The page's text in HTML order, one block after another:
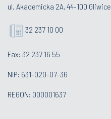
ul. Akademicka 2A, 44-100 Gliwice
32 237 10 00
Fax: 32 237 16 55
NIP: 631-020-07-36
REGON: 000001637